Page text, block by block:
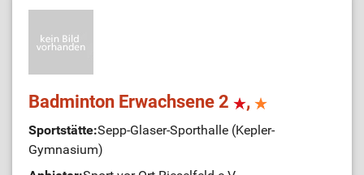
Badminton Erwachsene 2 ,
Sportstätte:Sepp-Glaser-Sporthalle (Kepler-
Gymnasium)